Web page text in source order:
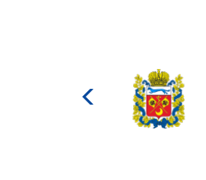
Министерство
культуры
Российской
федерации